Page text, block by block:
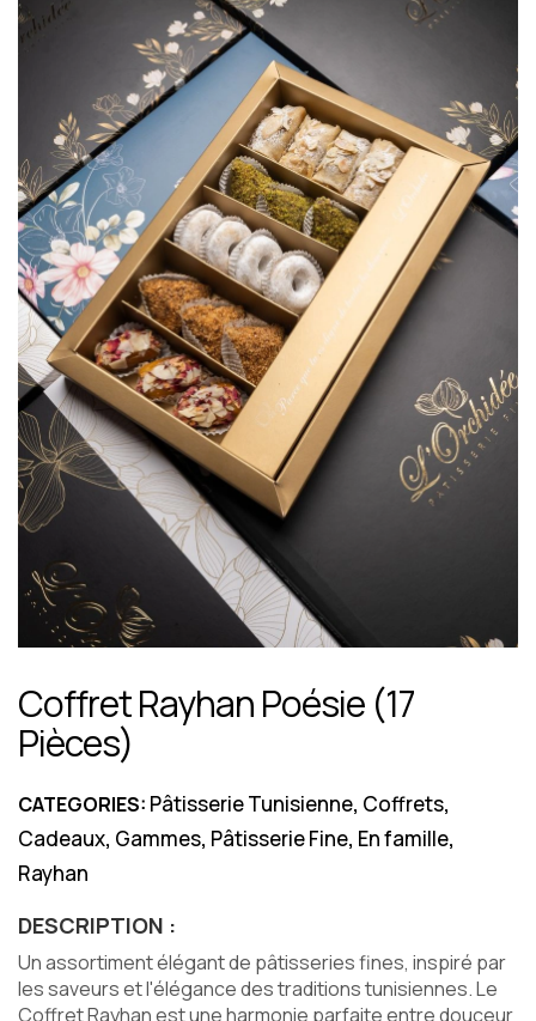
Coffret Rayhan Poésie (17
Pièces)
CATEGORIES: Pâtisserie Tunisienne, Coffrets,
Cadeaux, Gammes, Pâtisserie Fine, En famille,
Rayhan
DESCRIPTION :
Un assortiment élégant de pâtisseries fines, inspiré par
les saveurs et l'élégance des traditions tunisiennes. Le
Coffret Rayhan est une harmonie parfaite entre douceur